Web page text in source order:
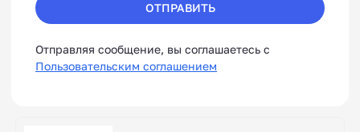
ОТПРАВИТЬ
Отправляя сообщение, вы соглашаетесь с
Пользовательским соглашением